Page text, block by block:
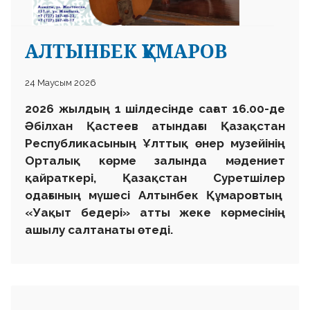
АЛТЫНБЕК ҚҰМАРОВ
24 Маусым 2026
2026 жылдың 1 шілдесінде сағат 16.00-де
Әбілхан Қастеев атындағы Қазақстан
Республикасының Ұлттық өнер музейінің
Орталық көрме залында мәдениет
қайраткері, Қазақстан Суретшілер
одағының мүшесі Алтынбек Құмаровтың
«Уақыт бедері» атты жеке көрмесінің
ашылу салтанаты өтеді.